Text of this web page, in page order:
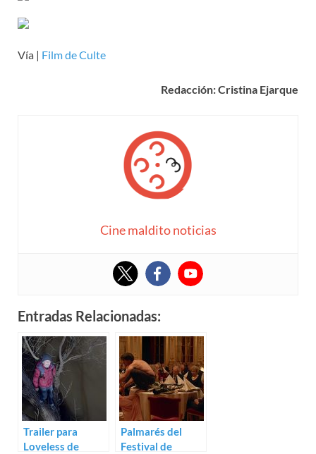
Vía | Film de Culte
Redacción: Cristina Ejarque
Cine maldito noticias
Entradas Relacionadas:
Trailer para
Loveless de
Palmarés del
Festival de